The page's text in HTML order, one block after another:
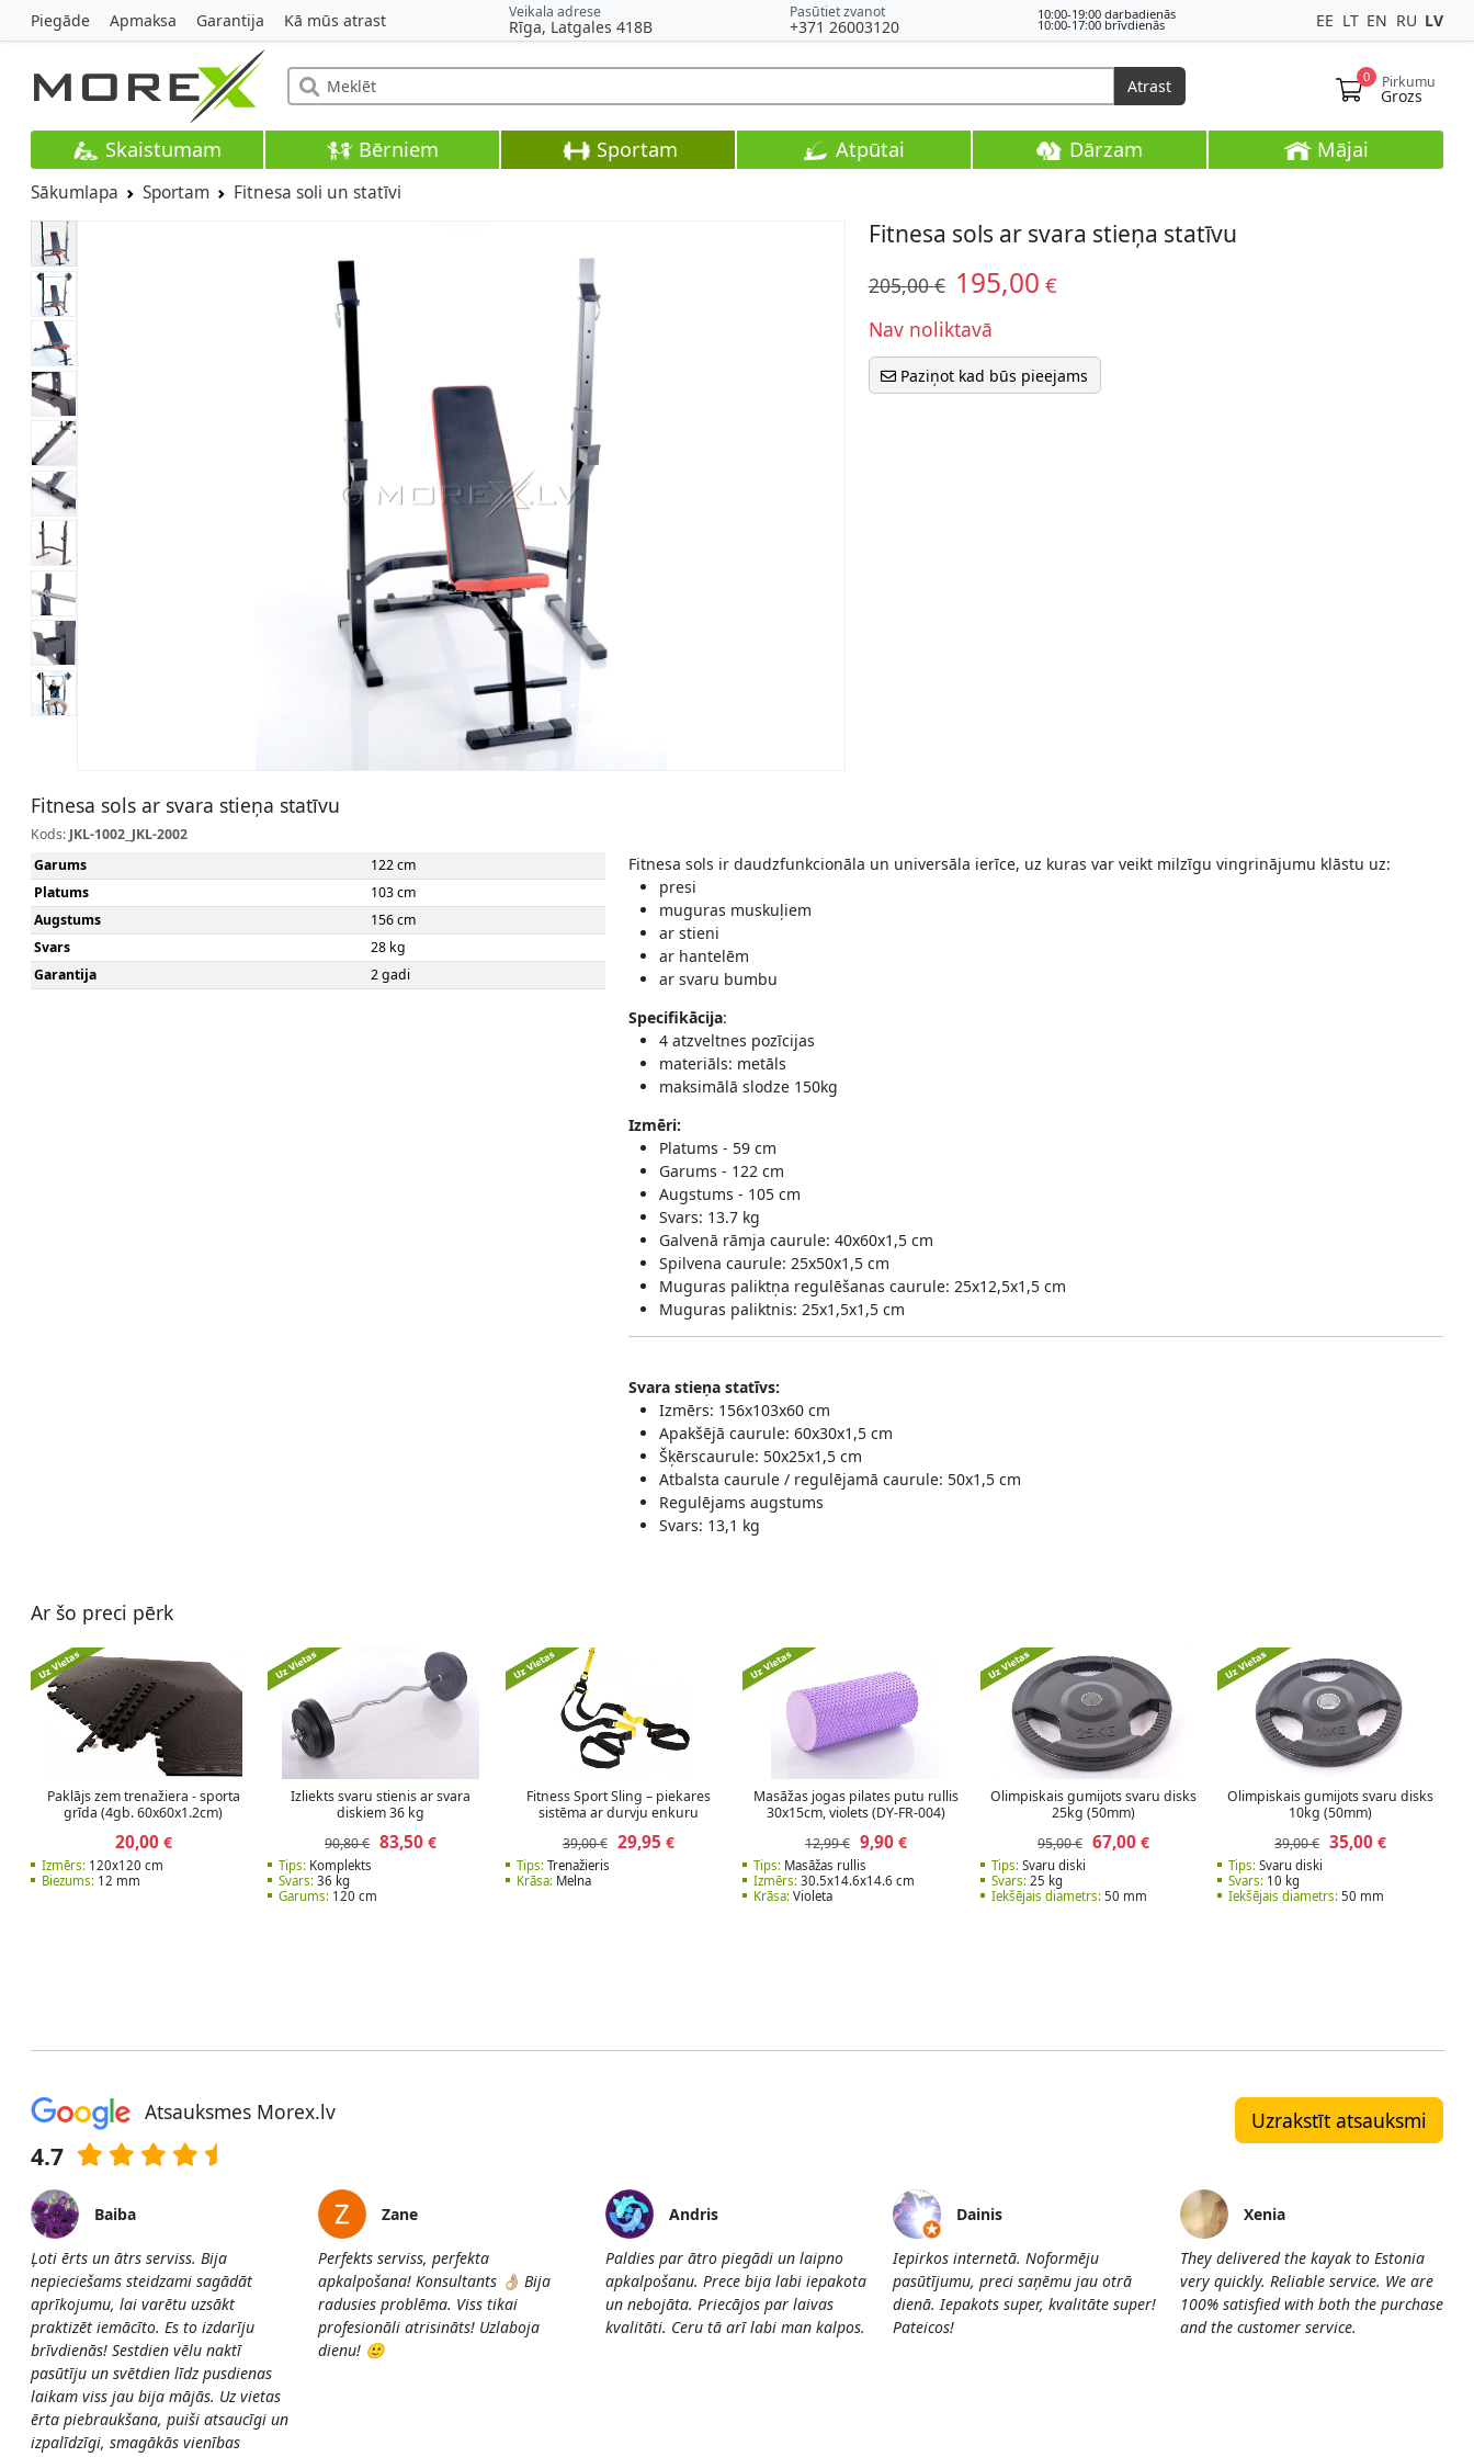
Piegāde Apmaksa Garantija Kā mūs atrast Veikala adrese
Rīga, Latgales 418B
Pasūtiet zvanot
+371 26003120
10:00-19:00 darbadienās
10:00-17:00 brīvdienās EE LT EN RU LV
0 Pirkumu
Grozs
Atrast
Skaistumam Bērniem Sportam Atpūtai Dārzam Mājai
Sākumlapa Sportam Fitnesa soli un statīvi
Fitnesa sols ar svara stieņa statīvu
205,00 € 195,00 €
Nav noliktavā
Paziņot kad būs pieejams
Fitnesa sols ar svara stieņa statīvu
Kods: JKL-1002_JKL-2002
Garums
122 cm
Platums
103 cm
Augstums
156 cm
Svars
28 kg
Garantija
2 gadi
Fitnesa sols ir daudzfunkcionāla un universāla ierīce, uz kuras var veikt milzīgu vingrinājumu klāstu uz:
presi
muguras muskuļiem
ar stieni
ar hantelēm
ar svaru bumbu
Specifikācija:
4 atzveltnes pozīcijas
materiāls: metāls
maksimālā slodze 150kg
Izmēri:
Platums - 59 cm
Garums - 122 cm
Augstums - 105 cm
Svars: 13.7 kg
Galvenā rāmja caurule: 40x60x1,5 cm
Spilvena caurule: 25x50x1,5 cm
Muguras paliktņa regulēšanas caurule: 25x12,5x1,5 cm
Muguras paliktnis: 25x1,5x1,5 cm
Svara stieņa statīvs:
Izmērs: 156x103x60 cm
Apakšējā caurule: 60x30x1,5 cm
Šķērscaurule: 50x25x1,5 cm
Atbalsta caurule / regulējamā caurule: 50x1,5 cm
Regulējams augstums
Svars: 13,1 kg
Ar šo preci pērk
Paklājs zem trenažiera - sporta
grīda (4gb. 60x60x1.2cm)
20,00€
Izmērs:120x120 cm
Biezums:12 mm
Izliekts svaru stienis ar svara
diskiem 36 kg
90,80 € 83,50 €
Tips: Komplekts
Svars: 36 kg
Garums: 120 cm
Fitness Sport Sling – piekares
sistēma ar durvju enkuru
39,00 € 29,95 €
Tips:Trenažieris
Krāsa:Melna
Masāžas jogas pilates putu rullis
30x15cm, violets (DY-FR-004)
12,99 € 9,90€
Tips: Masāžas rullis
Izmērs: 30.5x14.6x14.6 cm
Krāsa: Violeta
Olimpiskais gumijots svaru disks
25kg (50mm)
95,00 € 67,00€
Tips:Svaru diski
Svars:25 kg
Iekšējais diametrs:50 mm
Olimpiskais gumijots svaru disks
10kg (50mm)
39,00 € 35,00 €
Tips: Svaru diski
Svars: 10 kg
Iekšējais diametrs: 50 mm
Atsauksmes Morex.lv
4.7
Uzrakstīt atsauksmi
Baiba
Ļoti ērts un ātrs serviss. Bija
nepieciešams steidzami sagādāt
aprīkojumu, lai varētu uzsākt
praktizēt iemācīto. Es to izdarīju
brīvdienās! Sestdien vēlu naktī
pasūtīju un svētdien līdz pusdienas
laikam viss jau bija mājās. Uz vietas
ērta piebraukšana, puiši atsaucīgi un
izpalīdzīgi, smagākās vienības
Zane
Perfekts serviss, perfekta
apkalpošana! Konsultants 👌🏼 Bija
radusies problēma. Viss tikai
profesionāli atrisināts! Uzlaboja
dienu! 🙂
Andris
Paldies par ātro piegādi un laipno
apkalpošanu. Prece bija labi iepakota
un nebojāta. Priecājos par laivas
kvalitāti. Ceru tā arī labi man kalpos.
Dainis
Iepirkos internetā. Noformēju
pasūtījumu, preci saņēmu jau otrā
dienā. Iepakots super, kvalitāte super!
Pateicos!
Xenia
They delivered the kayak to Estonia
very quickly. Reliable service. We are
100% satisfied with both the purchase
and the customer service.